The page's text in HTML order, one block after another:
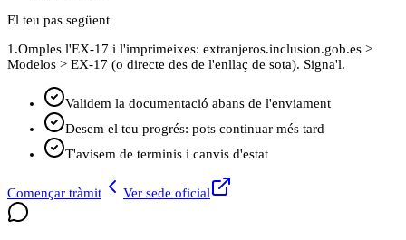
El teu pas següent
1.Omples l'EX-17 i l'imprimeixes: extranjeros.inclusion.gob.es >
Modelos > EX-17 (o directe des de l'enllaç de sota). Signa'l.
Validem la documentació abans de l'enviament
Desem el teu progrés: pots continuar més tard
T'avisem de terminis i canvis d'estat
Començar tràmit Ver sede oficial